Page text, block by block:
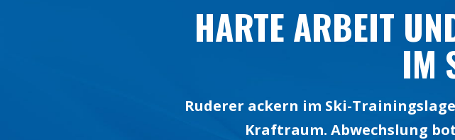
HARTE ARBEIT
M
Ruderer ackern im Ski-
Kraftraum. Abwechslung